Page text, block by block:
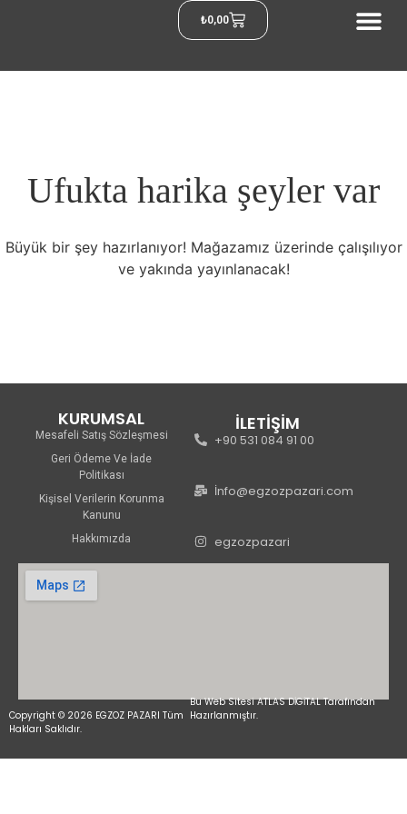
₺0,00
Ufukta harika şeyler var
Büyük bir şey hazırlanıyor! Mağazamız üzerinde çalışılıyor
ve yakında yayınlanacak!
KURUMSAL
Mesafeli Satış Sözleşmesi
Geri Ödeme Ve İade
Politikası
Kişisel Verilerin Korunma
Kanunu
Hakkımızda
İLETİŞİM
+90 531 084 91 00
İnfo@egzozpazari.com
egzozpazari
Copyright © 2026 EGZOZ PAZARI Tüm
Hakları Saklıdır.
Bu Web Sitesi ATLAS DİGİTAL Tarafından
Hazırlanmıştır.